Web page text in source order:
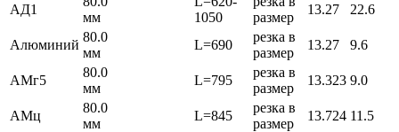
АД1
мм
1050
размер
13.27 22.6
Алюминий
80.0
мм
L=690
резка в
размер
13.27 9.6
АМг5
80.0
мм
L=795
резка в
размер
13.323 9.0
АМц
80.0
мм
L=845
резка в
размер
13.724 11.5